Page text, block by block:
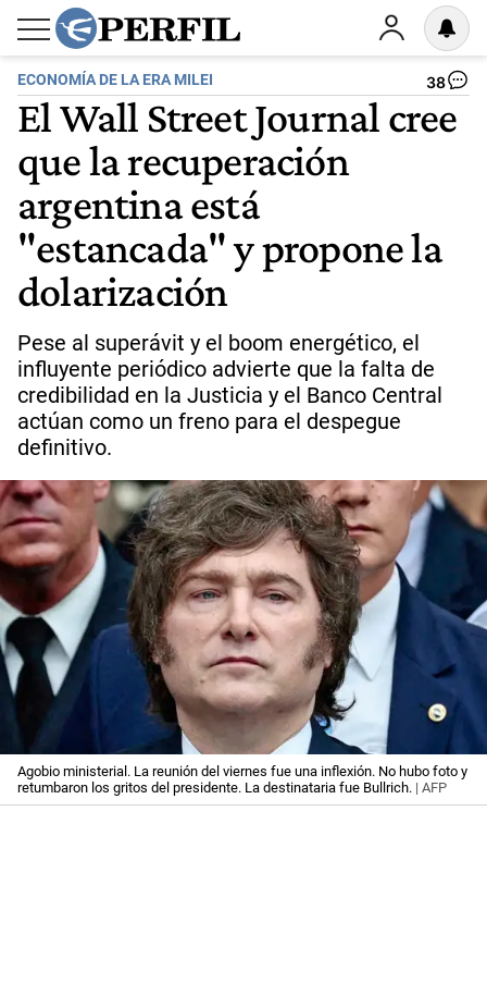
ECONOMÍA DE LA ERA MILEI 38
El Wall Street Journal cree
que la recuperación
argentina está
"estancada" y propone la
dolarización
Pese al superávit y el boom energético, el
influyente periódico advierte que la falta de
credibilidad en la Justicia y el Banco Central
actúan como un freno para el despegue
definitivo.
Agobio ministerial. La reunión del viernes fue una inflexión. No hubo foto y
retumbaron los gritos del presidente. La destinataria fue Bullrich. | AFP